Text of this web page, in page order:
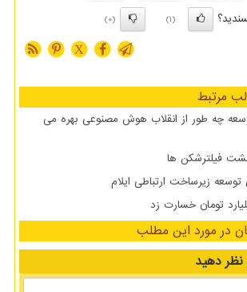
(1)
(0)
X
مرتبط
چه طور از انقلاب هوش مصنوعی بهره می
فیلترشکن ها
زیرساخت ارتباطی ایلام
در مورد این مطلب
نظر دهید